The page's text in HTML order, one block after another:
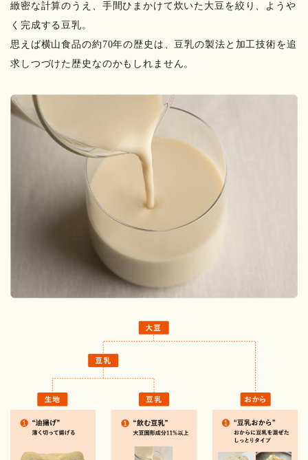
緻密な計算のうえ、手間ひまかけて炊いた大豆を絞り、ようや
く完成する豆乳。
思えば横山食品の約70年の歴史は、豆乳の製法と加工技術を追
求しつづけた歴史なのかもしれません。